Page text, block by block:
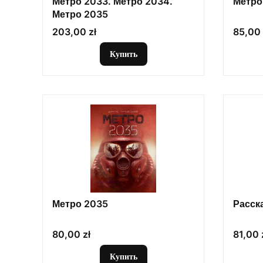
Метро 2035
Цена
203,00 zł
Купить
Цена
85,00
Метро 2035
Цена
80,00 zł
Купить
Цена
81,00